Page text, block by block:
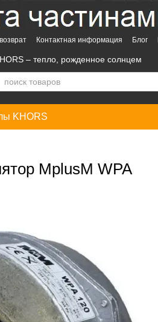
Контактная информация Блог
– тепло, рожденное солнцем
KHORS
MplusM WPA